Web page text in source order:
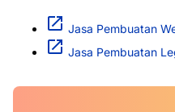
Jasa Pembuatan
Jasa Pembuatan